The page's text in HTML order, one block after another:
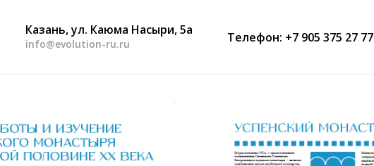
Казань, ул. Каюма Насыри, 5а
info@evolution-ru.ru Телефон: +7 905 375 27 77